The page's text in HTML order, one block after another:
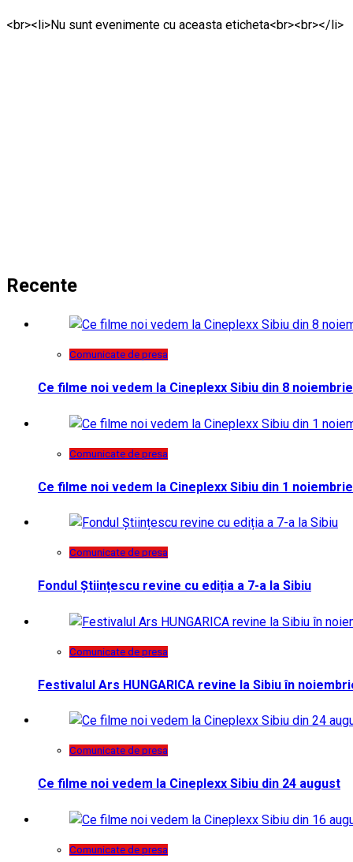
<br><li>Nu sunt evenimente cu aceasta eticheta<br><br></li>
Recente
Comunicate de presa
Ce filme noi vedem la Cineplexx Sibiu din 8 noiembrie
Comunicate de presa
Ce filme noi vedem la Cineplexx Sibiu din 1 noiembrie
Comunicate de presa
Fondul Științescu revine cu ediția a 7-a la Sibiu
Comunicate de presa
Festivalul Ars HUNGARICA revine la Sibiu în
Comunicate de presa
Ce filme noi vedem la Cineplexx Sibiu din 24 august
Comunicate de presa